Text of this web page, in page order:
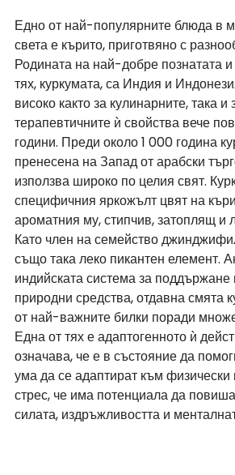
Едно от най-популярните блюда в
света е кърито, приготвяно с
Родината на най-добре познатата
тях, куркумата, са Индия и
високо както за кулинарните, така и
терапевтичните ѝ свойства вече
години. Преди около 1 000 година
пренесена на Запад от арабски
използва широко по целия свят.
специфичния яркожълт цвят на
ароматния му, стипчив, затоплящ и
Като член на семейство
също така леко пикантен елемент.
индийската система за поддържане
природни средства, отдавна смята
от най-важните билки поради
Една от тях е адаптогенното ѝ
означава, че е в състояние да
ума да се адаптират към физически
стрес, че има потенциала да
силата, издръжливостта и